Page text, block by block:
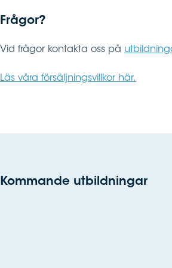
Frågor?
Vid frågor kontakta oss på
Läs våra försäljningsvillkor här.
Kommande utbildningar